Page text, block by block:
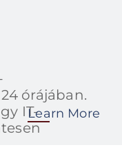
órájában.
IT-Learn More